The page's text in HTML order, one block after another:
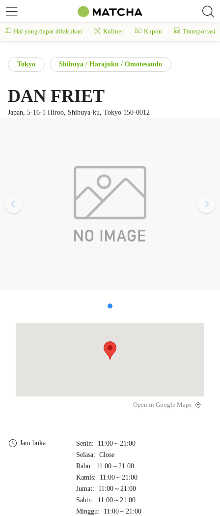
Hal yang dapat dilakukan Kuliner Kupon Transportasi
Tokyo Shibuya / Harajuku / Omotesando
DAN FRIET
Japan, 5-16-1 Hiroo, Shibuya-ku, Tokyo 150-0012
Open in Google Maps
Jam buka
Senin: 11:00～21:00
Selasa: Close
Rabu: 11:00～21:00
Kamis: 11:00～21:00
Jumat: 11:00～21:00
Sabtu: 11:00～21:00
Minggu: 11:00～21:00